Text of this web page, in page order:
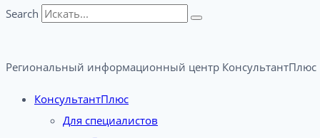
Search
Региональный информационный центр
КонсультантПлюс
Для специалистов